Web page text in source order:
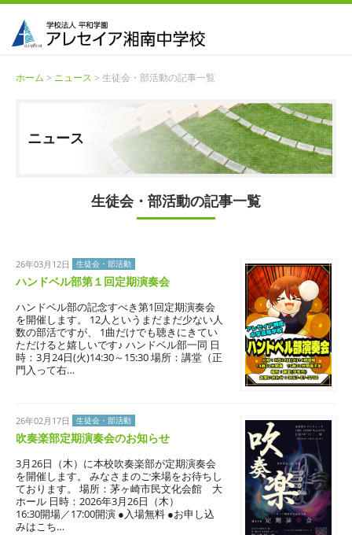
ホーム > ニュース > 生徒会・部活動の記事一覧
ニュース
生徒会・部活動の記事一覧
26年03月12日 生徒会・部活動
ハンドベル部第１回定期演奏会
ハンドベル部の記念すべき第1回定期演奏会
を開催します。 12人というまだまだ少ない人
数の部活ですが、 1曲だけでも聴きにきてい
ただけると嬉しいです♪ ハンドベル部一同 日
時：3月24日(火)14:30～15:30 場所：講堂（正
門入って右…
26年02月17日 生徒会・部活動
吹奏楽部定期演奏会のお知らせ
3月26日（木）に本校吹奏楽部が定期演奏会
を開催します。 みなさまのご来場をお待ちし
ております。 場所：茅ヶ崎市民文化会館 大
ホール 日時：2026年3月26日（木）
16:30開場／17:00開演 ●入場無料 ●お申し込
みはこち…